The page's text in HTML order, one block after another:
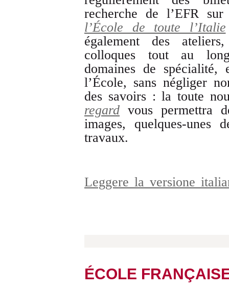
recherche de l’EFR
l’École de toute l’Italie
également des
colloques tout au
domaines de spécialité,
l’École, sans négliger
des savoirs : la toute
regard vous permettra
images, quelques-unes
travaux.
Leggere la versione
ÉCOLE